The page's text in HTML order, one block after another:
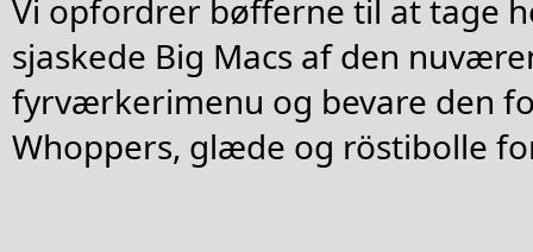
Vi opfordrer bøfferne til at tage
sjaskede Big Macs af den
fyrværkerimenu og bevare den
Whoppers, glæde og röstibolle